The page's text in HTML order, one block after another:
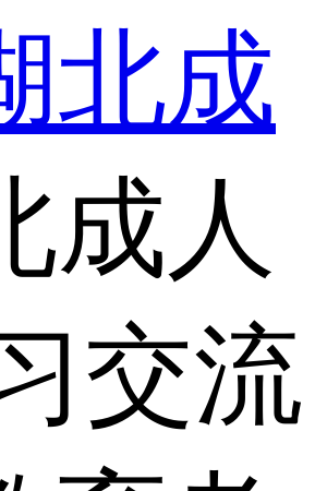
北成
成人
交流